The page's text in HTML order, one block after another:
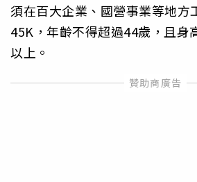
須在百大企業、國營事業等地方
45K，年齡不得超過44歲，且身
以上。